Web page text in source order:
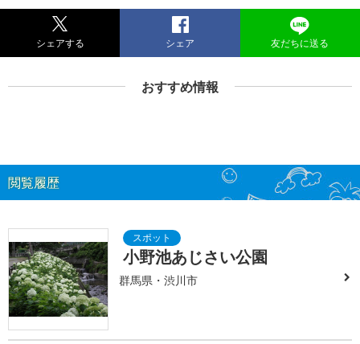
シェアする シェア 友だちに送る
おすすめ情報
閲覧履歴
小野池あじさい公園
群馬県・渋川市